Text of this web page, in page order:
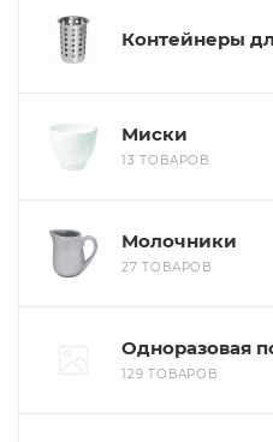
Контейнеры
Миски
13 ТОВАРОВ
Молочники
27 ТОВАРОВ
Одноразовая
129 ТОВАРОВ